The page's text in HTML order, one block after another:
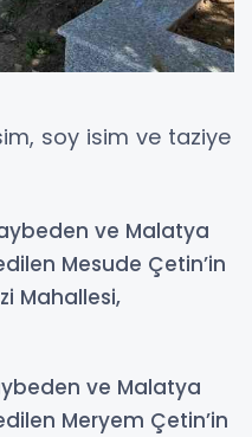
soy isim ve taziye
ve Malatya
Mesude Çetin’in
Mahallesi,
ve Malatya
Meryem Çetin’in